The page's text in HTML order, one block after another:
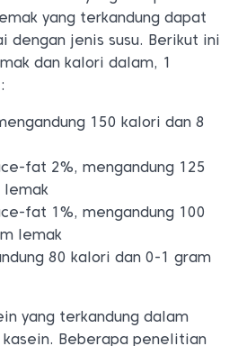
yang terkandung dapat
dengan jenis susu. Berikut ini
dan kalori dalam, 1
150 kalori dan 8
fat 2%, mengandung 125
lemak
fat 1%, mengandung 100
lemak
80 kalori dan 0-1 gram
yang terkandung dalam
kasein. Beberapa penelitian